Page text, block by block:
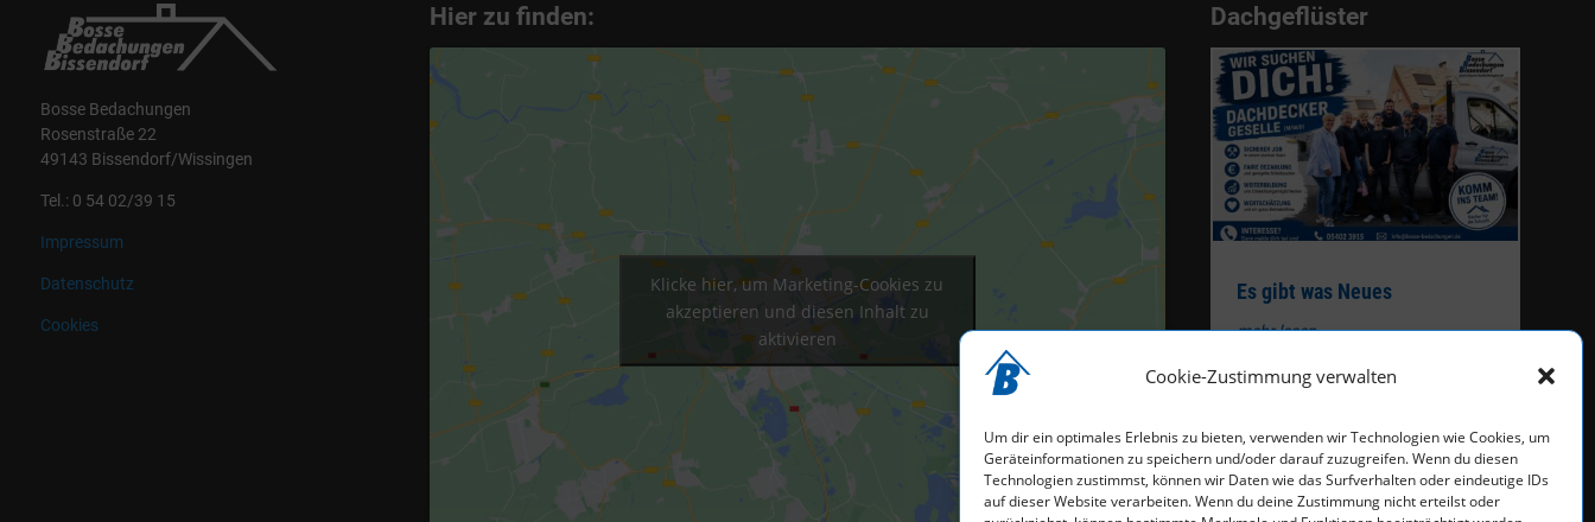
Cookie-Zustimmung verwalten
Um dir ein optimales Erlebnis zu bieten, verwenden wir Technologien wie Cookies, um
Geräteinformationen zu speichern und/oder darauf zuzugreifen. Wenn du diesen
Technologien zustimmst, können wir Daten wie das Surfverhalten oder eindeutige IDs
auf dieser Website verarbeiten. Wenn du deine Zustimmung nicht erteilst oder
Bosse Bedachungen
Rosenstraße 22
49143 Bissendorf/Wissingen
Tel.: 0 54 02/39 15
Impressum
Datenschutz
Cookies
Hier zu finden:
Klicke hier, um Marketing-Cookies zu
akzeptieren und diesen Inhalt zu
aktivieren
Dachgeflüster
Es gibt was Neues
mehr lesen